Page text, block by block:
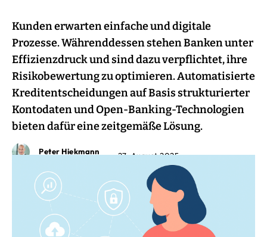
Kunden erwarten einfache und digitale
Prozesse. Währenddessen stehen Banken unter
Effizienzdruck und sind dazu verpflichtet, ihre
Risikobewertung zu optimieren. Automatisierte
Kreditentscheidungen auf Basis strukturierter
Kontodaten und Open-Banking-Technologien
bieten dafür eine zeitgemäße Lösung.
Peter Hiekmann 27. August 2025